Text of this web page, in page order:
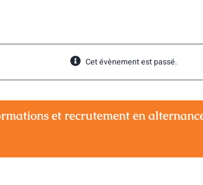
Cet évènement est passé.
et recrutement en